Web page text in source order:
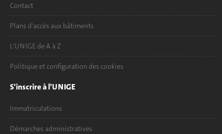
Contact
Plans d'accès aux bâtiments
L'UNIGE de A à Z
Politique et configuration des cookies
S'inscrire à l'UNIGE
Immatriculations
Démarches administratives